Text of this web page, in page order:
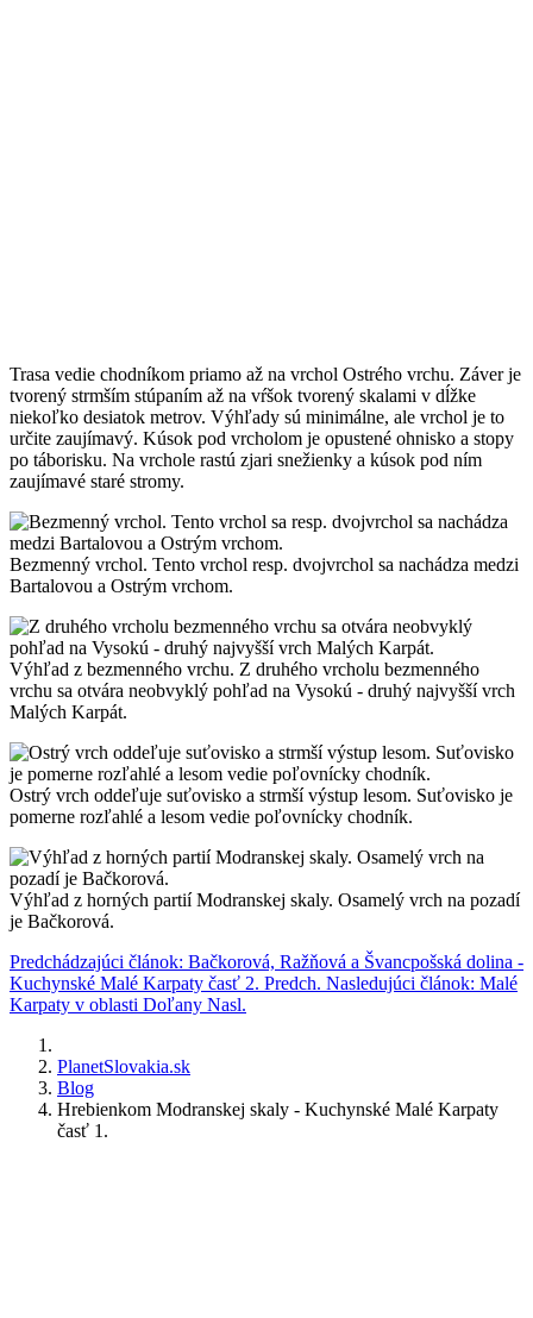
Trasa vedie chodníkom priamo až na vrchol Ostrého vrchu. Záver je
tvorený strmším stúpaním až na vŕšok tvorený skalami v dĺžke
niekoľko desiatok metrov. Výhľady sú minimálne, ale vrchol je to
určite zaujímavý. Kúsok pod vrcholom je opustené ohnisko a stopy
po táborisku. Na vrchole rastú zjari snežienky a kúsok pod ním
zaujímavé staré stromy.
Bezmenný vrchol. Tento vrchol resp. dvojvrchol sa nachádza medzi
Bartalovou a Ostrým vrchom.
Výhľad z bezmenného vrchu. Z druhého vrcholu bezmenného
vrchu sa otvára neobvyklý pohľad na Vysokú - druhý najvyšší vrch
Malých Karpát.
Ostrý vrch oddeľuje suťovisko a strmší výstup lesom. Suťovisko je
pomerne rozľahlé a lesom vedie poľovnícky chodník.
Výhľad z horných partií Modranskej skaly. Osamelý vrch na pozadí
je Bačkorová.
Predchádzajúci článok: Bačkorová, Ražňová a Švancpošská dolina -
Kuchynské Malé Karpaty časť 2. Predch. Nasledujúci článok: Malé
Karpaty v oblasti Doľany Nasl.
PlanetSlovakia.sk
Blog
Hrebienkom Modranskej skaly - Kuchynské Malé Karpaty
časť 1.